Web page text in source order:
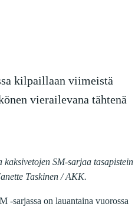
kilpaillaan viimeistä
vierailevana tähtenä
kaksivetojen SM-sarjaa tasapistein
Taskinen / AKK.
-sarjassa on lauantaina vuorossa